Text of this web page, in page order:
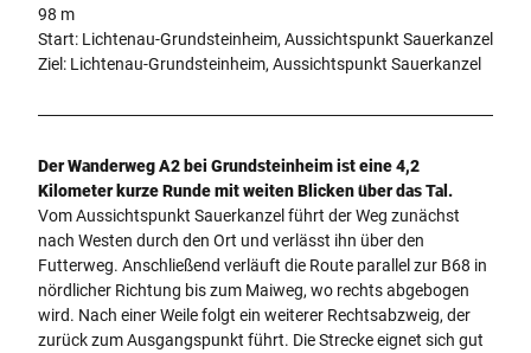
98 m
Start: Lichtenau-Grundsteinheim, Aussichtspunkt Sauerkanzel
Ziel: Lichtenau-Grundsteinheim, Aussichtspunkt Sauerkanzel
Der Wanderweg A2 bei Grundsteinheim ist eine 4,2
Kilometer kurze Runde mit weiten Blicken über das Tal.
Vom Aussichtspunkt Sauerkanzel führt der Weg zunächst
nach Westen durch den Ort und verlässt ihn über den
Futterweg. Anschließend verläuft die Route parallel zur B68 in
nördlicher Richtung bis zum Maiweg, wo rechts abgebogen
wird. Nach einer Weile folgt ein weiterer Rechtsabzweig, der
zurück zum Ausgangspunkt führt. Die Strecke eignet sich gut